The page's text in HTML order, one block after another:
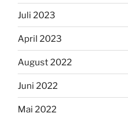
Juli 2023
April 2023
August 2022
Juni 2022
Mai 2022